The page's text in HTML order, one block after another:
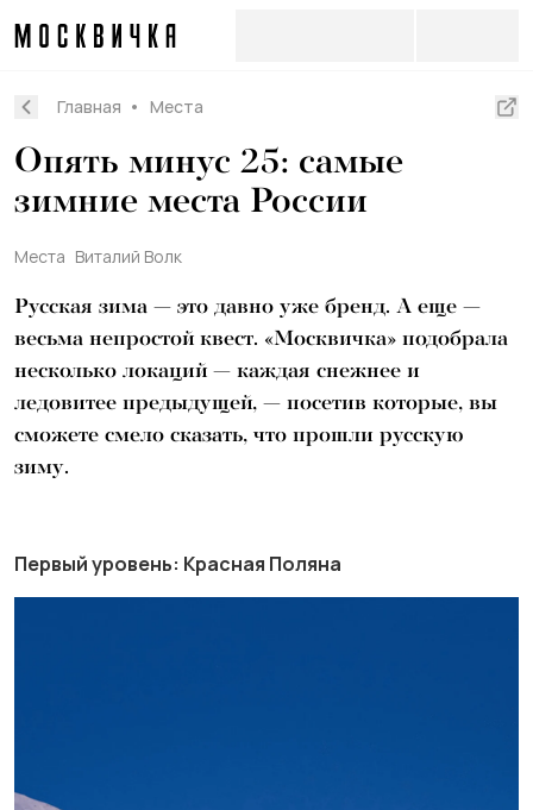
Главная Места
Опять минус 25: самые
зимние места России
Места Виталий Волк
Русская зима — это давно уже бренд. А еще —
весьма непростой квест. «Москвичка» подобрала
несколько локаций — каждая снежнее и
ледовитее предыдущей, — посетив которые, вы
сможете смело сказать, что прошли русскую
зиму.
Первый уровень: Красная Поляна